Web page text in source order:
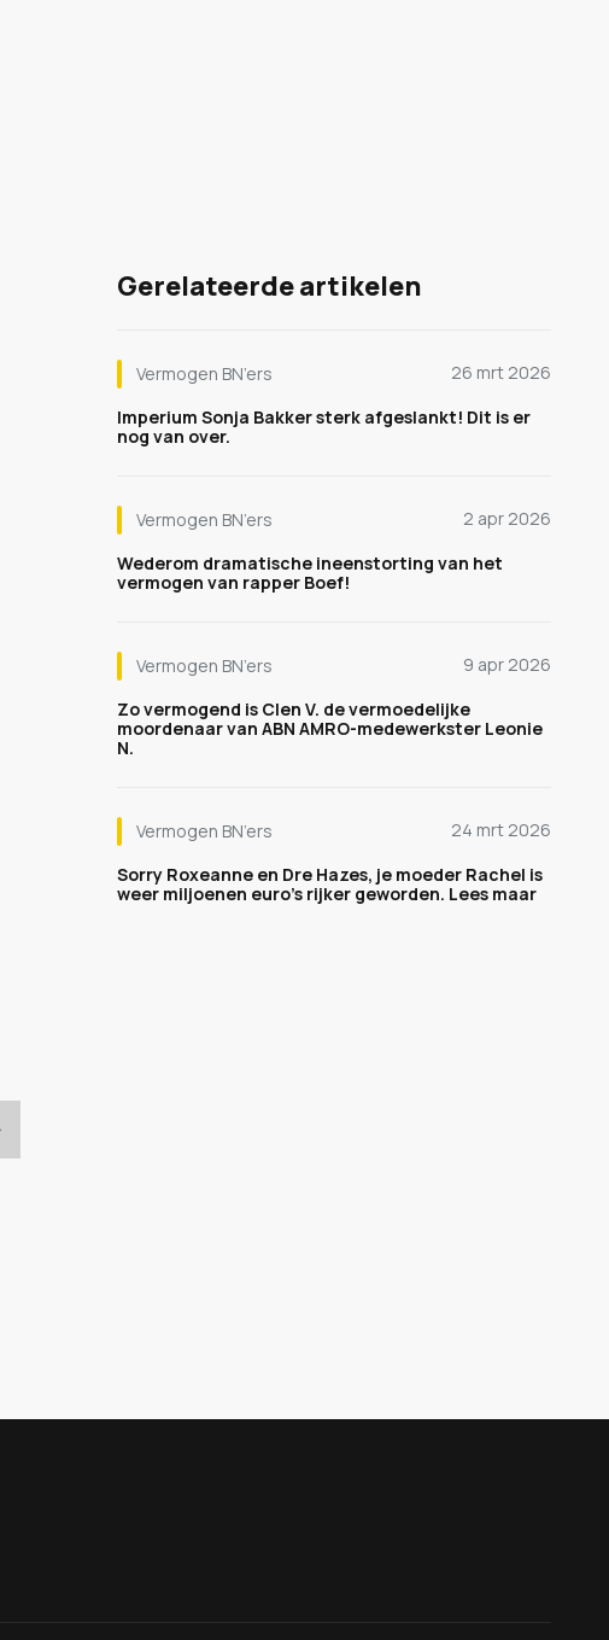
Gerelateerde artikelen
Vermogen BN’ers
26 mrt 2026
Imperium Sonja Bakker sterk afgeslankt! Dit is er
nog van over.
Vermogen BN’ers
2 apr 2026
Wederom dramatische ineenstorting van het
vermogen van rapper Boef!
Vermogen BN’ers
9 apr 2026
Zo vermogend is Clen V. de vermoedelijke
moordenaar van ABN AMRO-medewerkster Leonie
N.
Vermogen BN’ers
24 mrt 2026
Sorry Roxeanne en Dre Hazes, je moeder Rachel is
weer miljoenen euro's rijker geworden. Lees maar